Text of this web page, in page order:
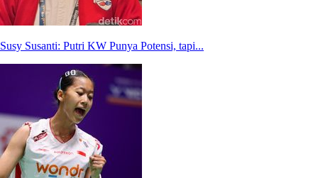
Susy Susanti: Putri KW Punya Potensi, tapi...